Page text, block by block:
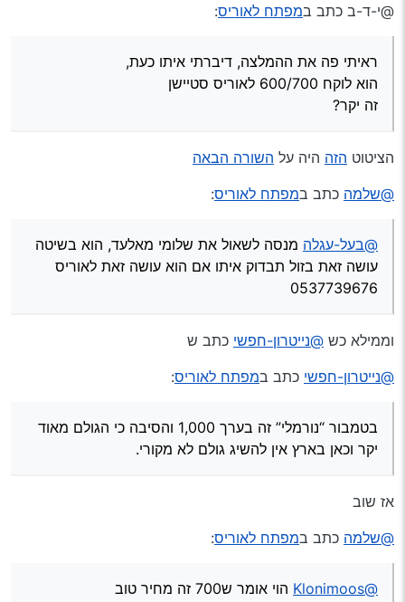
@י-ד-ב כתב במפתח לאוריס:
ראיתי פה את ההמלצה, דיברתי איתו כעת,
הוא לוקח 600/700 לאוריס סטיישן
זה יקר?
הציטוט הזה היה על השורה הבאה
@שלמה כתב במפתח לאוריס:
@בעל-עגלה מנסה לשאול את שלומי מאלעד, הוא בשיטה
עושה זאת בזול תבדוק איתו אם הוא עושה זאת לאוריס
0537739676
וממילא כש @נייטרון-חפשי כתב ש
@נייטרון-חפשי כתב במפתח לאוריס:
בטמבור “נורמלי” זה בערך 1,000 והסיבה כי הגולם מאוד
יקר וכאן בארץ אין להשיג גולם לא מקורי.
אז שוב
@שלמה כתב במפתח לאוריס:
@Klonimoos הוי אומר ש700 זה מחיר טוב